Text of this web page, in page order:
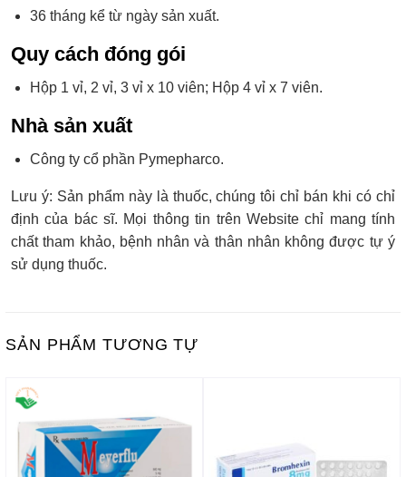
36 tháng kể từ ngày sản xuất.
Quy cách đóng gói
Hộp 1 vỉ, 2 vỉ, 3 vỉ x 10 viên; Hộp 4 vỉ x 7 viên.
Nhà sản xuất
Công ty cổ phần Pymepharco.
Lưu ý: Sản phẩm này là thuốc, chúng tôi chỉ bán khi có chỉ
định của bác sĩ. Mọi thông tin trên Website chỉ mang tính
chất tham khảo, bệnh nhân và thân nhân không được tự ý
sử dụng thuốc.
SẢN PHẨM TƯƠNG TỰ